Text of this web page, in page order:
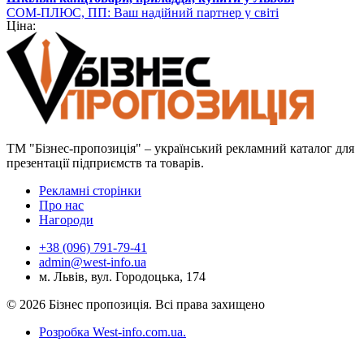
СОМ-ПЛЮС, ПП: Ваш надійний партнер у світі
канцелярських та господарських товарів
Ціна:
ТМ "Бізнес-пропозиція" – український рекламний каталог для
презентації підприємств та товарів.
Рекламні сторінки
Про нас
Нагороди
+38 (096) 791-79-41
admin@west-info.ua
м. Львів, вул. Городоцька, 174
© 2026 Бізнес пропозиція. Всі права захищено
Розробка West-info.com.ua.